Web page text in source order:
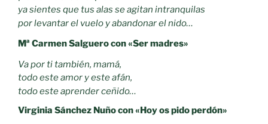
ya sientes que tus alas se agitan intranquilas
por levantar el vuelo y abandonar el nido…
Mª Carmen Salguero con «Ser madres»
Va por ti también, mamá,
todo este amor y este afán,
todo este aprender ceñido…
Virginia Sánchez Nuño con «Hoy os pido perdón»